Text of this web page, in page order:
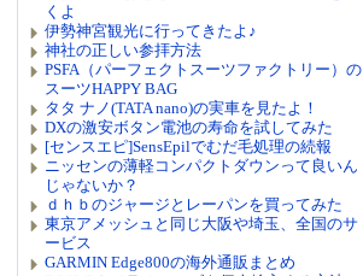
くよ
伊勢神宮観光に行ってきたよ♪
神社の正しい参拝方法
PSFA（パーフェクトスーツファクトリー）の
スーツHAPPY BAG
タタ ナノ(TATA nano)の実車を見たよ！
DXの激安ボタン電池の寿命を試してみた
[センスエピ]SensEpilでむだ毛処理の続報
ニッセンの薄軽コンパクトダウンって良いん
じゃないか？
ｄｈｂのジャージとレーパンを買ってみた
東京アメッシュと同じ大阪や埼玉、全国のサ
ービス
GARMIN Edge800の海外通販まとめ